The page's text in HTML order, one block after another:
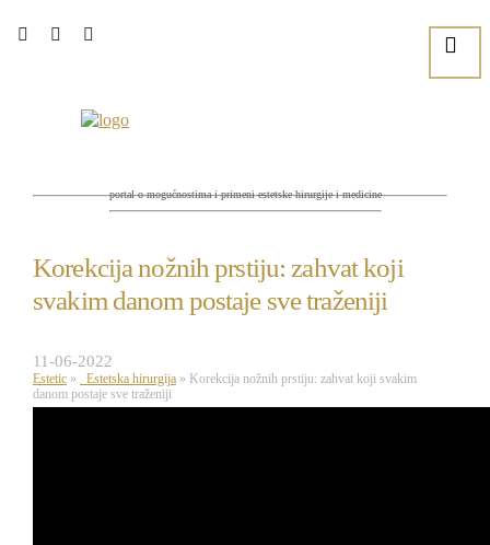
portal o mogućnostima i primeni estetske hirurgije i medicine
Korekcija nožnih prstiju: zahvat koji
svakim danom postaje sve traženiji
11-06-2022
Estetic » Estetska hirurgija » Korekcija nožnih prstiju: zahvat koji svakim
danom postaje sve traženiji